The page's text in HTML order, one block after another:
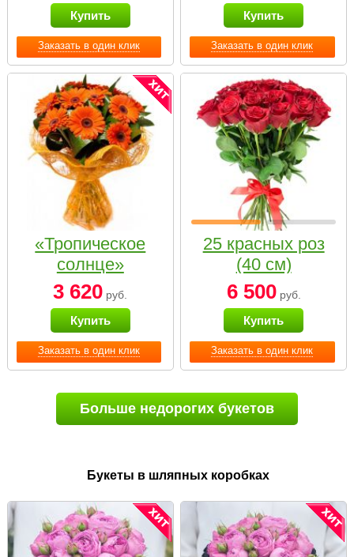
Заказать в один клик
Купить
Заказать в один клик
Купить
Заказать в один клик
«Тропическое
солнце»
3 620 руб.
Купить
Заказать в один клик
25 красных роз
(40 см)
6 500руб.
Купить
Больше недорогих букетов
Букеты в шляпных коробках